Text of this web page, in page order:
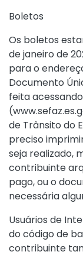
Boletos
Os boletos
de janeiro de
para o
Documento
feita
de Trânsito do
preciso
seja realizado,
contribuinte
pago, ou o
necessária
Usuários de
do código de
contribuinte